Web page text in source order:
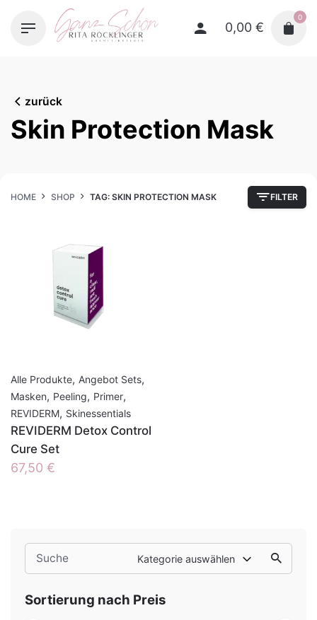
0,00 €
0
zurück
Skin Protection Mask
HOME SHOP TAG: SKIN PROTECTION MASK FILTER
Search
for
Kategorie auswählen
Sortierung nach Preis
Alle Produkte, Angebot Sets,
Masken, Peeling, Primer,
REVIDERM, Skinessentials
REVIDERM Detox Control
Cure Set
67,50 €